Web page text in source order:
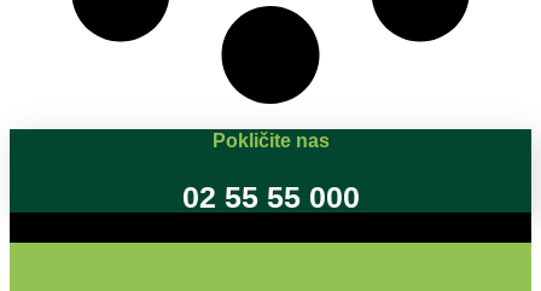
Pokličite nas
02 55 55 000